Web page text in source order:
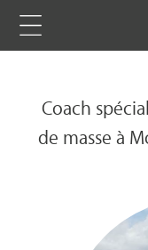
Coach
de masse à